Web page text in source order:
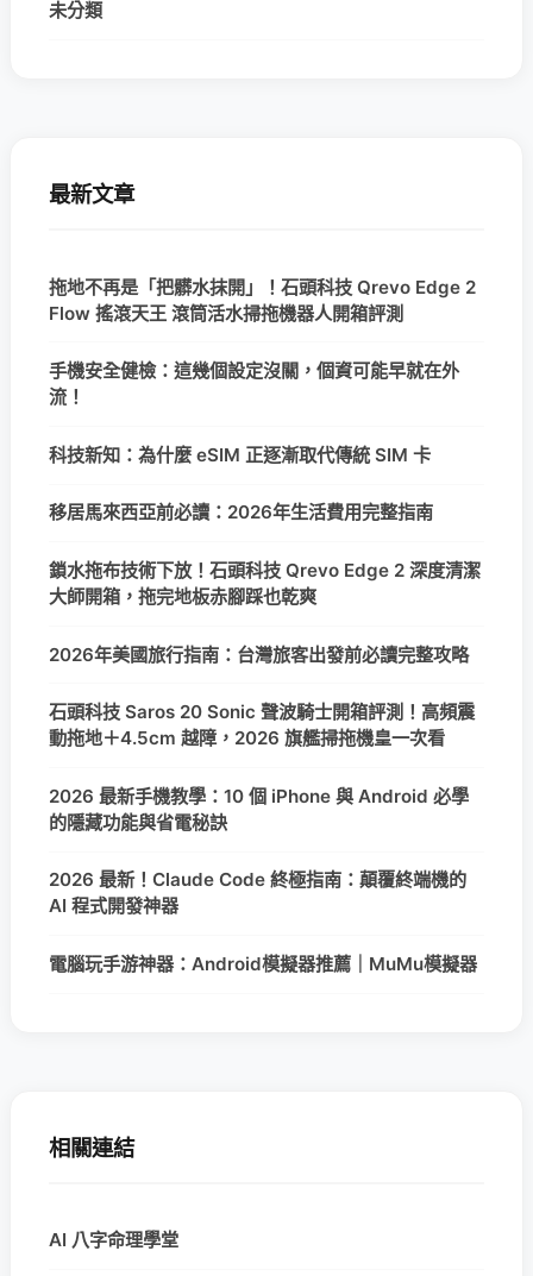
未分類
最新文章
拖地不再是「把髒水抹開」！石頭科技 Qrevo Edge 2
Flow 搖滾天王 滾筒活水掃拖機器人開箱評測
手機安全健檢：這幾個設定沒關，個資可能早就在外
流！
科技新知：為什麼 eSIM 正逐漸取代傳統 SIM 卡
移居馬來西亞前必讀：2026年生活費用完整指南
鎖水拖布技術下放！石頭科技 Qrevo Edge 2 深度清潔
大師開箱，拖完地板赤腳踩也乾爽
2026年美國旅行指南：台灣旅客出發前必讀完整攻略
石頭科技 Saros 20 Sonic 聲波騎士開箱評測！高頻震
動拖地＋4.5cm 越障，2026 旗艦掃拖機皇一次看
2026 最新手機教學：10 個 iPhone 與 Android 必學
的隱藏功能與省電秘訣
2026 最新！Claude Code 終極指南：顛覆終端機的
AI 程式開發神器
電腦玩手游神器：Android模擬器推薦｜MuMu模擬器
相關連結
AI 八字命理學堂